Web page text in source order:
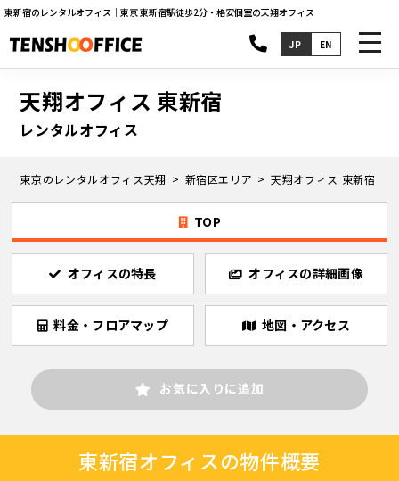
東新宿のレンタルオフィス｜東京 東新宿駅徒歩2分・格安個室の天翔オフィス
JP EN
天翔オフィス 東新宿
レンタルオフィス
東京のレンタルオフィス天翔 新宿区エリア 天翔オフィス 東新宿
TOP
オフィスの特長 オフィスの詳細画像
料金・フロアマップ 地図・アクセス
お気に入りに追加
東新宿オフィスの物件概要